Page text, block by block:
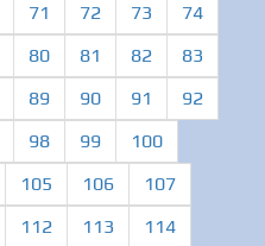
71 72 73
74
80 81 82
83
89 90 91
92
98 99
100
105 106
107
112 113
114